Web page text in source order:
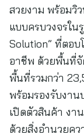
สวยงาม พร้อมวิ
แบบครบวงจรใน
Solution” ที่ตอ
อาชีพ ด้วยพื้นที่จั
พื้นที่รวมกว่า
พร้อมรองรับงา
เปิดตัวสินค้า งา
ด้วยสิ่งอำนวยค